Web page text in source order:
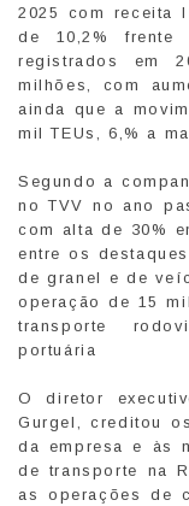
2025 com receita
de 10,2%
registrados em
milhões, com
ainda que a
mil TEUs, 6,% a
Segundo a
no TVV no ano
com alta de 30%
entre os
de granel e de
operação de 15
transporte
portuária
O diretor
Gurgel, creditou
da empresa e às
de transporte na
as operações de